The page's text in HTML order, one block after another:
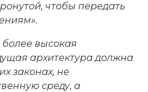
чтобы передать
».
высокая
архитектура должна
законах, не
среду, а